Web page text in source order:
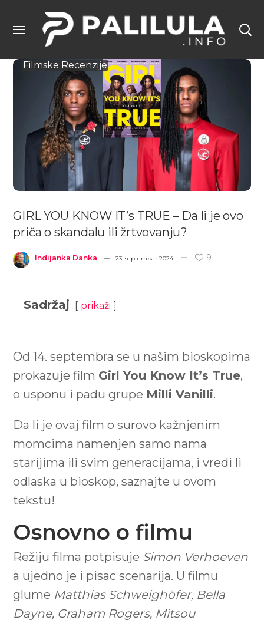
Filmske Recenzije
GIRL YOU KNOW IT’s TRUE – Da li je ovo
priča o skandalu ili žrtvovanju?
Indijanka Danka 23. septembar 2024. 9
Sadržaj prikaži
Od 14. septembra se u našim bioskopima
prokazuje film Girl You Know It’s True,
o usponu i padu grupe Milli Vanilli.
Da li je ovaj film o surovo kažnjenim
momcima namenjen samo nama
starijima ili svim generacijama, i vredi li
odlaska u bioskop, saznajte u ovom
tekstu!
Osnovno o filmu
Režiju filma potpisuje Simon Verhoeven
a ujedno je i pisac scenarija. U filmu
glume Matthias Schweighöfer, Bella
Dayne, Graham Rogers, Mitsou